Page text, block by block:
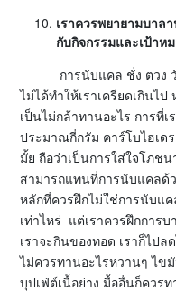
เราควรพยายามบาล
กับกิจกรรมและเป้าห
การนับแคล ชั่ง ตวง วัดอ
ไม่ได้ทำให้เราเครียดเกินไ
เป็นไม่กล้าทานอะไร การที่
ประมาณกี่กรัม คาร์โบไฮเด
มั้ย ถือว่าเป็นการใส่ใจโภช
สามารถแทนที่การนับแคลด้
หลักที่ควรฝึกไม่ใช่การนับแค
เท่าไหร่ แต่เราควรฝึกการ
เราจะกินของทอด เราก็ไปล
ไม่ควรทานอะไรหวานๆ ไข
บุปเฟ่ต์เนื้อย่าง มื้ออื่นก็ควร